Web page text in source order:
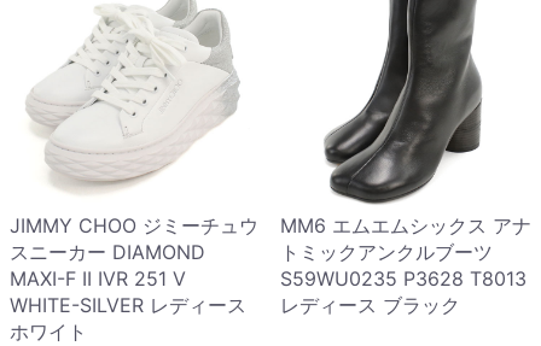
JIMMY CHOO ジミーチュウ
スニーカー DIAMOND
MAXI-F II IVR 251 V
WHITE-SILVER レディース
ホワイト
MM6 エムエムシックス アナ
トミックアンクルブーツ
S59WU0235 P3628 T8013
レディース ブラック